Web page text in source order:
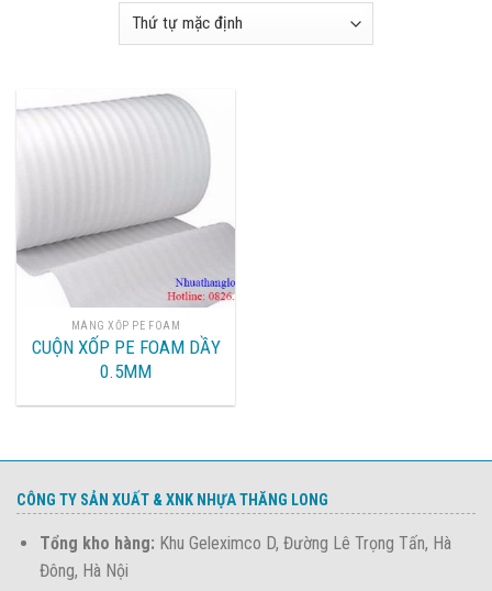
MÀNG XỐP PE FOAM
CUỘN XỐP PE FOAM DẦY
0.5MM
CÔNG TY SẢN XUẤT & XNK NHỰA THĂNG LONG
Tổng kho hàng: Khu Geleximco D, Đường Lê Trọng Tấn, Hà
Đông, Hà Nội